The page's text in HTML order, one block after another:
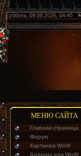
Суббота, 08.08.2026, 04:40
МЕНЮ САЙТА
Главная страница
Форум
Картинки WoW
Аддоны для WoW